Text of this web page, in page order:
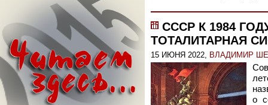
СССР К 1984
ТОТАЛИТАРНАЯ
15 ИЮНЯ 2022, ВЛАДИМИР
о